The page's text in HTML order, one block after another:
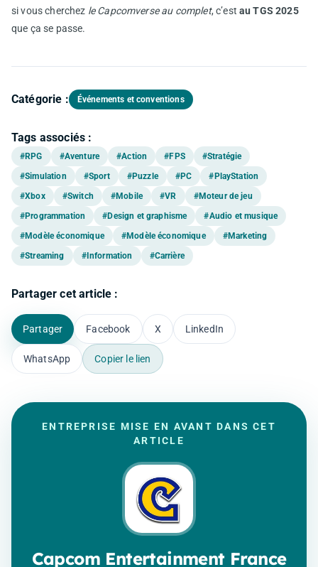
si vous cherchez le Capcomverse au complet, c’estau TGS 2025
que ça se passe.
Catégorie : Événements et conventions
Tags associés :
#RPG #Aventure #Action #FPS
#Stratégie
#Simulation
#Sport #Puzzle #PC
#PlayStation
#Xbox
#Switch #Mobile #VR
#Moteur de jeu
#Programmation
#Design et graphisme
#Audio et musique
#Modèle économique
#Modèle économique
#Marketing
#Streaming
#Information #Carrière
Partager cet article :
Partager Facebook X LinkedIn
WhatsApp Copier le lien
ENTREPRISE MISE EN AVANT DANS CET
ARTICLE
Capcom Entertainment France